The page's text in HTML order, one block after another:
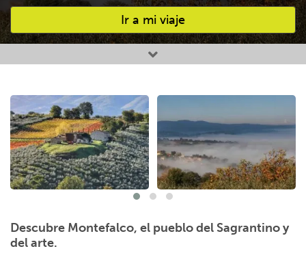
Ir a mi viaje
Favourites
Descubre Montefalco, el pueblo del Sagrantino y
del arte.